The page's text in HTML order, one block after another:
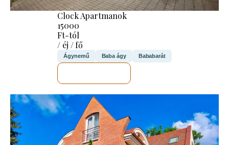
Clock Apartmanok
15000
Ft-tól
/ éj / fő
Ágynemű Baba ágy Bababarát